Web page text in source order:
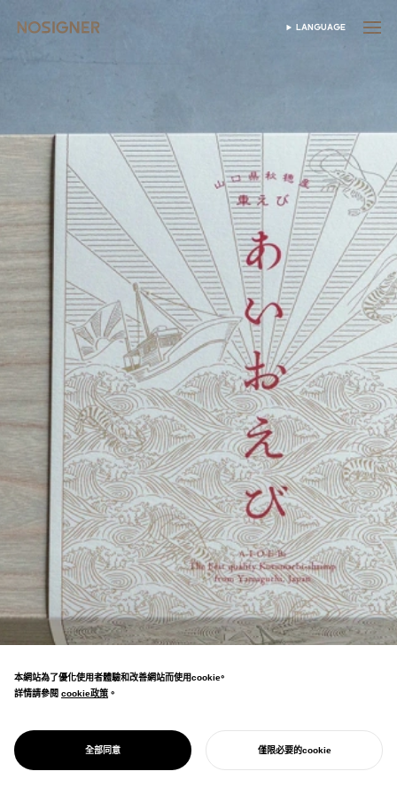
首頁 SELECT LANGUAGE
LANGUAGE
PROJECT
AIOEBI
養殖技術發祥地這一歷史與技術的地域產業設
本網站為了優化使用者體驗和改善網站而使用cookie。
詳情請參閱 cookie政策
cookie政策 。
全部同意 僅限必要的cookie